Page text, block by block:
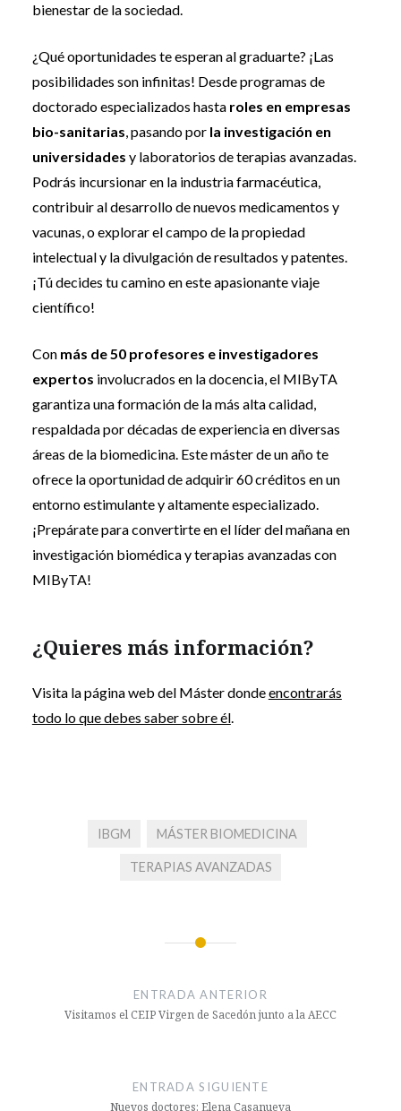
bienestar de la sociedad.
¿Qué oportunidades te esperan al graduarte? ¡Las
posibilidades son infinitas! Desde programas de
doctorado especializados hasta roles en empresas
bio-sanitarias, pasando por la investigación en
universidades y laboratorios de terapias avanzadas.
Podrás incursionar en la industria farmacéutica,
contribuir al desarrollo de nuevos medicamentos y
vacunas, o explorar el campo de la propiedad
intelectual y la divulgación de resultados y patentes.
¡Tú decides tu camino en este apasionante viaje
científico!
Con más de 50 profesores e investigadores
expertos involucrados en la docencia, el MIByTA
garantiza una formación de la más alta calidad,
respaldada por décadas de experiencia en diversas
áreas de la biomedicina. Este máster de un año te
ofrece la oportunidad de adquirir 60 créditos en un
entorno estimulante y altamente especializado.
¡Prepárate para convertirte en el líder del mañana en
investigación biomédica y terapias avanzadas con
MIByTA!
¿Quieres más información?
Visita la página web del Máster dondeencontrarás
todo lo que debes saber sobre él.
IBGM MÁSTER BIOMEDICINA
TERAPIAS AVANZADAS
entradas
ENTRADA ANTERIOR
Visitamos el CEIP Virgen de Sacedón junto a la AECC
ENTRADA SIGUIENTE
Nuevos doctores: Elena Casanueva